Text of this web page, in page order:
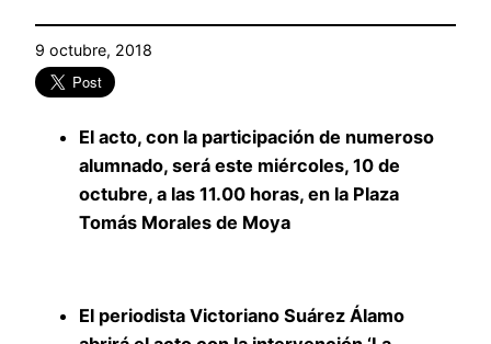
9 octubre, 2018
El acto, con la participación de numeroso
alumnado, será este miércoles, 10 de
octubre, a las 11.00 horas, en la Plaza
Tomás Morales de Moya
El periodista Victoriano Suárez Álamo